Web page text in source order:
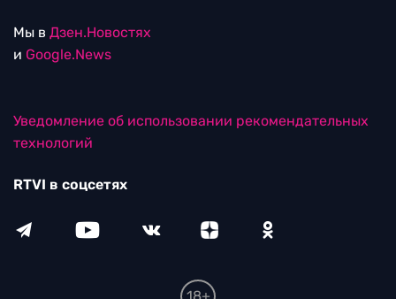
Мы в Дзен.Новостях
и Google.News
Уведомление об использовании рекомендательных
технологий
RTVI в соцсетях